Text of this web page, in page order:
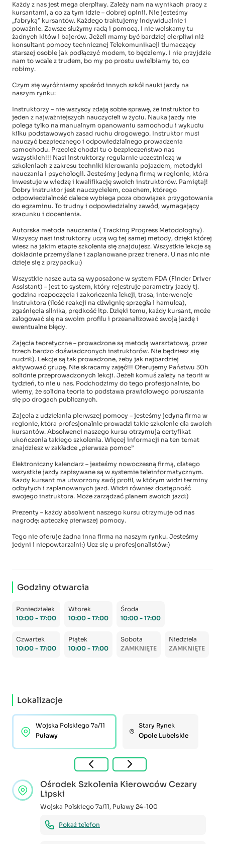
Każdy z nas jest mega cierpliwy. Zależy nam na wynikach pracy z
kursantami, a co za tym idzie – dobrej opinii. Nie jesteśmy
„fabryką” kursantów. Każdego traktujemy indywidualnie i
poważnie. Zawsze służymy radą i pomocą. I nie wciskamy tu
żadnych kitów i bajerów. Jeżeli mamy być bardziej cierpliwi niż
konsultant pomocy technicznej Telekomunikacji tłumaczący
starszej osobie jak podłączyć modem, to będziemy. I nie przyjdzie
nam to wcale z trudem, bo my po prostu uwielbiamy to, co
robimy.
Czym się wyróżniamy spośród innych szkół nauki jazdy na
naszym rynku:
Instruktorzy – nie wszyscy zdają sobie sprawę, że instruktor to
jeden z najważniejszych nauczycieli w życiu. Nauka jazdy nie
polega tylko na manualnym opanowaniu samochodu i wykuciu
kilku podstawowych zasad ruchu drogowego. Instruktor musi
nauczyć bezpiecznego i odpowiedzialnego prowadzenia
samochodu. Przecież chodzi tu o bezpieczeństwo nas
wszystkich!!! Nasi instruktorzy regularnie uczestniczą w
szkoleniach z zakresu techniki kierowania pojazdem, metodyki
nauczania i psychologii. Jesteśmy jedyną firmą w regionie, która
inwestuje w wiedzę i kwalifikację swoich instruktorów. Pamiętaj!
Dobry instruktor jest nauczycielem, coachem, którego
odpowiedzialność dalece wybiega poza obowiązek przygotowania
do egzaminu. To trudny i odpowiedzialny zawód, wymagający
szacunku i docenienia.
Autorska metoda nauczania ( Tracking Progress Metodologhy).
Wszyscy nasi instruktorzy uczą wg tej samej metody, dzięki której
wiesz na jakim etapie szkolenia się znajdujesz. Wszystkie lekcje są
dokładnie przemyślane i zaplanowane przez trenera. U nas nic nie
dzieje się z przypadku:)
Wszystkie nasze auta są wyposażone w system FDA (Finder Driver
Assistant) – jest to system, który rejestruje parametry jazdy tj.
godzina rozpoczęcia i zakończenia lekcji, trasa, interwencje
instruktora (ilość reakcji na dźwignię sprzęgła i hamulca),
zgaśnięcia silnika, prędkość itp. Dzięki temu, każdy kursant, może
zalogować się na swoim profilu i przeanalizować swoją jazdę i
ewentualne błędy.
Zajęcia teoretyczne – prowadzone są metodą warsztatową, przez
trzech bardzo doświadczonych instruktorów. Nie będziesz się
nudził:). Lekcje są tak prowadzone, żeby jak najbardziej
aktywować grupę. Nie skracamy zajęć!!! Oferujemy Państwu 30h
solidnie przeprowadzonych lekcji. Jeżeli komuś zależy na teorii w
tydzień, to nie u nas. Podchodzimy do tego profesjonalnie, bo
wiemy, że solidna teoria to podstawa prawidłowego poruszania
się po drogach publicznych.
Zajęcia z udzielania pierwszej pomocy – jesteśmy jedyną firma w
regionie, która profesjonalnie prowadzi takie szkolenie dla swoich
kursantów. Absolwenci naszego kursu otrzymują certyfikat
ukończenia takiego szkolenia. Więcej informacji na ten temat
znajdziesz w zakładce „pierwsza pomoc”
Elektroniczny kalendarz – jesteśmy nowoczesną firmą, dlatego
wszystkie jazdy zapisywane są w systemie teleinformatycznym.
Każdy kursant ma utworzony swój profil, w którym widzi terminy
odbytych i zaplanowanych jazd. Widzi również dostępność
swojego instruktora. Może zarządzać planem swoich jazd:)
Prezenty – każdy absolwent naszego kursu otrzymuje od nas
nagrodę: apteczkę pierwszej pomocy.
Tego nie oferuje żadna inna firma na naszym rynku. Jesteśmy
jedyni i niepowtarzalni:) Ucz się u profesjonalistów:)
Godziny otwarcia
Poniedziałek
10:00 - 17:00
Wtorek
10:00 - 17:00
Środa
10:00 - 17:00
Czwartek
10:00 - 17:00
Piątek
10:00 - 17:00
Sobota
ZAMKNIĘTE
Niedziela
ZAMKNIĘTE
Lokalizacje
Wojska Polskiego 7a/11
Puławy
Stary Rynek
Opole Lubelskie
Ośrodek Szkolenia Kierowców Cezary
Lipski
Wojska Polskiego 7a/11, Puławy 24-100
Pokaż telefon